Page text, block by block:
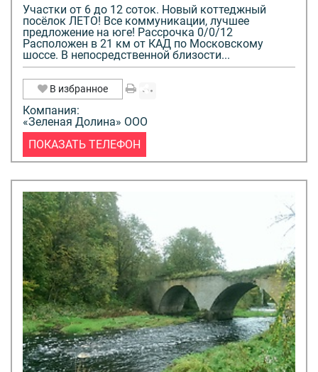
Участки от 6 до 12 соток. Новый коттеджный
посёлок ЛЕТО! Все коммуникации, лучшее
предложение на юге! Рассрочка 0/0/12
Расположен в 21 км от КАД по Московскому
шоссе. В непосредственной близости...
В избранное
Компания:
«Зеленая Долина» ООО
ПОКАЗАТЬ ТЕЛЕФОН